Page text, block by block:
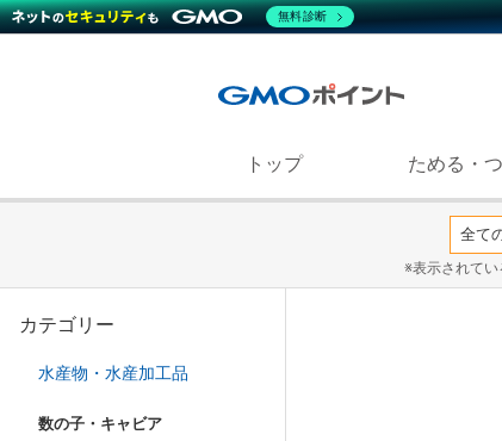
トップ ためる・
※表示されてい
カテゴリー
水産物・水産加工品
数の子・キャビア
無料診断